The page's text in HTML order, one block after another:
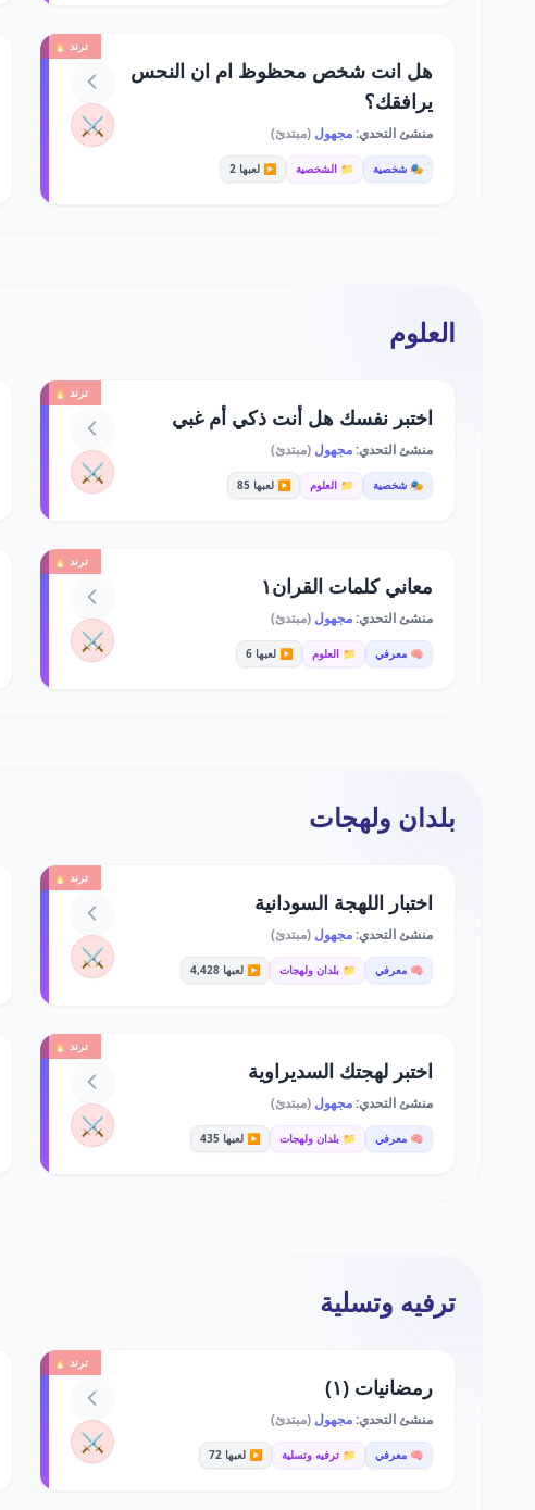
ترند 🔥
هل انت شخص محظوظ ام ان النحس
يرافقك؟
منشئ التحدي:مجهول (مبتدئ)
🎭 شخصية 📁 الشخصية ▶️ لعبها 2
⚔️
العلوم
ترند 🔥
اختبر نفسك هل أنت ذكي أم غبي
منشئ التحدي:مجهول (مبتدئ)
🎭 شخصية 📁 العلوم ▶️ لعبها 85 ⚔️
ترند 🔥
معاني كلمات القران١
منشئ التحدي:مجهول (مبتدئ)
🧠 معرفي 📁 العلوم ▶️ لعبها 6 ⚔️
بلدان ولهجات
ترند 🔥
اختبار اللهجة السودانية
منشئ التحدي:مجهول (مبتدئ)
🧠 معرفي 📁 بلدان ولهجات ▶️ لعبها 4,428 ⚔️
ترند 🔥
اختبر لهجتك السديراوية
منشئ التحدي:مجهول (مبتدئ)
🧠 معرفي 📁 بلدان ولهجات ▶️ لعبها 435 ⚔️
ترفيه وتسلية
ترند 🔥
رمضانيات (١)
منشئ التحدي:مجهول (مبتدئ)
🧠 معرفي 📁 ترفيه وتسلية ▶️ لعبها 72 ⚔️